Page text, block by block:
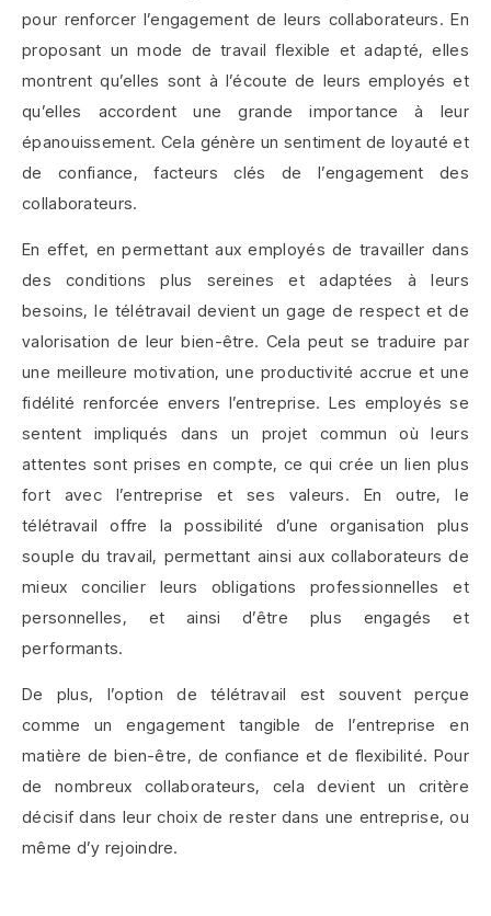
pour renforcer l’engagement de leurs collaborateurs. En
proposant un mode de travail flexible et adapté, elles
montrent qu’elles sont à l’écoute de leurs employés et
qu’elles accordent une grande importance à leur
épanouissement. Cela génère un sentiment de loyauté et
de confiance, facteurs clés de l’engagement des
collaborateurs.
En effet, en permettant aux employés de travailler dans
des conditions plus sereines et adaptées à leurs
besoins, le télétravail devient un gage de respect et de
valorisation de leur bien-être. Cela peut se traduire par
une meilleure motivation, une productivité accrue et une
fidélité renforcée envers l’entreprise. Les employés se
sentent impliqués dans un projet commun où leurs
attentes sont prises en compte, ce qui crée un lien plus
fort avec l’entreprise et ses valeurs. En outre, le
télétravail offre la possibilité d’une organisation plus
souple du travail, permettant ainsi aux collaborateurs de
mieux concilier leurs obligations professionnelles et
personnelles, et ainsi d’être plus engagés et
performants.
De plus, l’option de télétravail est souvent perçue
comme un engagement tangible de l’entreprise en
matière de bien-être, de confiance et de flexibilité. Pour
de nombreux collaborateurs, cela devient un critère
décisif dans leur choix de rester dans une entreprise, ou
même d’y rejoindre.